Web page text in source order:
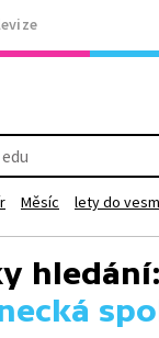
Měsíc lety do
hledání: